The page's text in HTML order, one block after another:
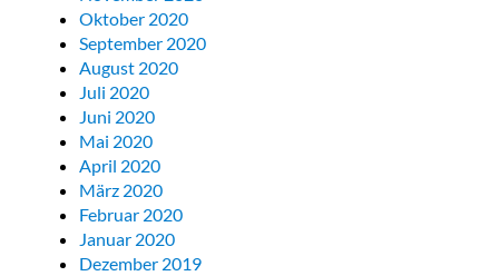
Oktober 2020
September 2020
August 2020
Juli 2020
Juni 2020
Mai 2020
April 2020
März 2020
Februar 2020
Januar 2020
Dezember 2019